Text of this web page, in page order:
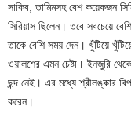
সাকিব, তামিমসহ বেশ কয়েকজন
সিরিয়াস ছিলেন। তবে সবচেয়ে
তাকে বেশি সময় দেন। খুঁটিয়ে
ওয়ালশের এমন চেষ্টা। ইনজুরি
ছন্দ নেই। এর মধ্যে শ্রীলঙ্কার
করেন।